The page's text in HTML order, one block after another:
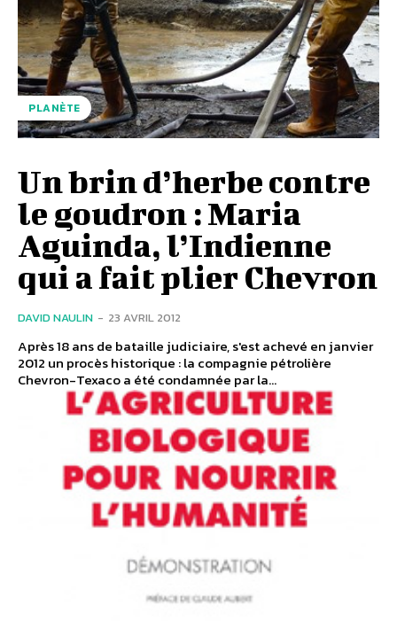
PLANÈTE
Un brin d’herbe contre
le goudron : Maria
Aguinda, l’Indienne
qui a fait plier Chevron
DAVID NAULIN - 23 AVRIL 2012
Après 18 ans de bataille judiciaire, s'est achevé en janvier
2012 un procès historique : la compagnie pétrolière
Chevron-Texaco a été condamnée par la...